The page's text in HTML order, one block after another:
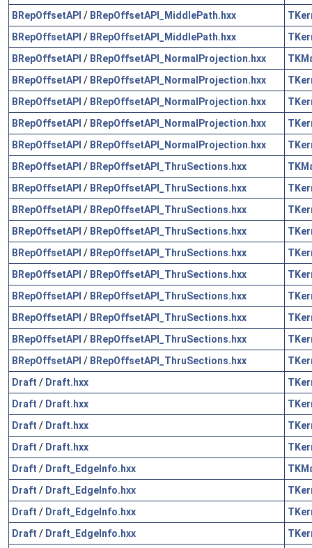
BRepOffsetAPI / BRepOffsetAPI_MiddlePath.hxx
BRepOffsetAPI / BRepOffsetAPI_MiddlePath.hxx
BRepOffsetAPI / BRepOffsetAPI_NormalProjection.hxx
BRepOffsetAPI / BRepOffsetAPI_NormalProjection.hxx
BRepOffsetAPI / BRepOffsetAPI_NormalProjection.hxx
BRepOffsetAPI / BRepOffsetAPI_NormalProjection.hxx
BRepOffsetAPI / BRepOffsetAPI_NormalProjection.hxx
BRepOffsetAPI / BRepOffsetAPI_ThruSections.hxx
BRepOffsetAPI / BRepOffsetAPI_ThruSections.hxx
BRepOffsetAPI / BRepOffsetAPI_ThruSections.hxx
BRepOffsetAPI / BRepOffsetAPI_ThruSections.hxx
BRepOffsetAPI / BRepOffsetAPI_ThruSections.hxx
BRepOffsetAPI / BRepOffsetAPI_ThruSections.hxx
BRepOffsetAPI / BRepOffsetAPI_ThruSections.hxx
BRepOffsetAPI / BRepOffsetAPI_ThruSections.hxx
BRepOffsetAPI / BRepOffsetAPI_ThruSections.hxx
BRepOffsetAPI / BRepOffsetAPI_ThruSections.hxx
Draft / Draft.hxx
Draft / Draft.hxx
Draft / Draft.hxx
Draft / Draft.hxx
Draft / Draft_EdgeInfo.hxx
Draft / Draft_EdgeInfo.hxx
Draft / Draft_EdgeInfo.hxx
Draft / Draft_EdgeInfo.hxx